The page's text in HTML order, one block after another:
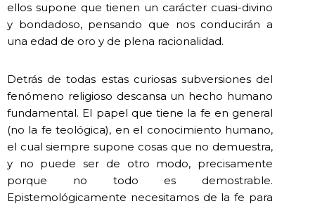
ellos supone que tienen un carácter cuasi-divino
y bondadoso, pensando que nos conducirán a
una edad de oro y de plena racionalidad.
Detrás de todas estas curiosas subversiones del
fenómeno religioso descansa un hecho humano
fundamental. El papel que tiene la fe en general
(no la fe teológica), en el conocimiento humano,
el cual siempre supone cosas que no demuestra,
y no puede ser de otro modo, precisamente
porque no todo es demostrable.
Epistemológicamente necesitamos de la fe para